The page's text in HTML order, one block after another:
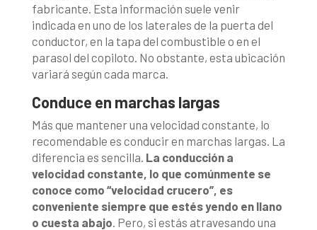
fabricante. Esta información suele venir
indicada en uno de los laterales de la puerta del
conductor, en la tapa del combustible o en el
parasol del copiloto. No obstante, esta ubicación
variará según cada marca.
Conduce en marchas largas
Más que mantener una velocidad constante, lo
recomendable es conducir en marchas largas. La
diferencia es sencilla. La conducción a
velocidad constante, lo que comúnmente se
conoce como “velocidad crucero”, es
conveniente siempre que estés yendo en llano
o cuesta abajo . Pero, si estás atravesando una